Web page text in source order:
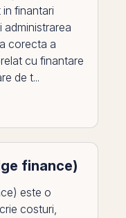
finantari
administrarea
corecta a
cu finantare
de t...
finance)
este o
costuri,